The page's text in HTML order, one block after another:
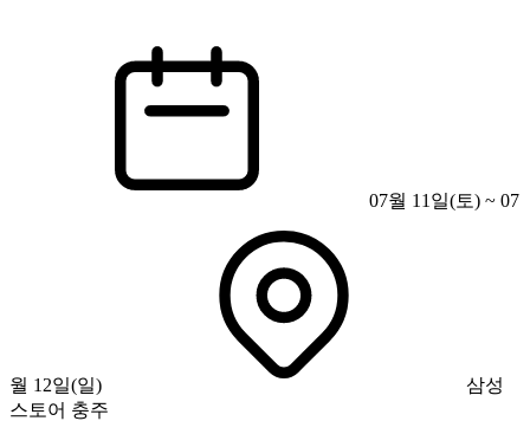
07월 11일(토) ~ 07
월 12일(일)
삼성
스토어 충주